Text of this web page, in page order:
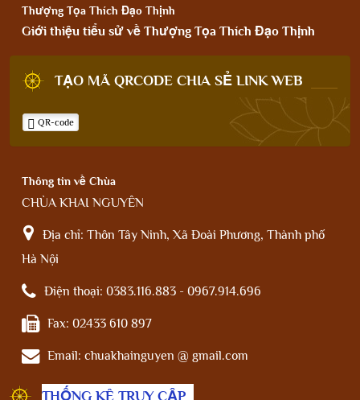
Thượng Tọa Thích Đạo Thịnh
Giới thiệu tiểu sử về Thượng Tọa Thích Đạo Thịnh
TẠO MÃ QRCODE CHIA SẺ LINK WEB
QR-code
Thông tin về Chùa
CHÙA KHAI NGUYÊN
Địa chỉ: Thôn Tây Ninh, Xã Đoài Phương, Thành phố
Hà Nội
Điện thoại: 0383.116.883 - 0967.914.696
Fax: 02433 610 897
Email: chuakhainguyen @ gmail.com
THỐNG KÊ TRUY CẬP